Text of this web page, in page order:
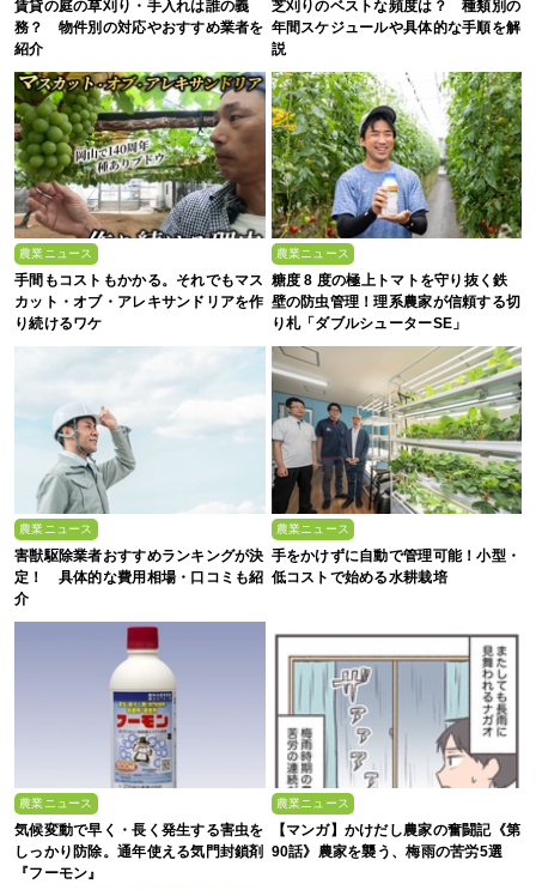
賃貸の庭の草刈り・手入れは誰の義
務？ 物件別の対応やおすすめ業者を
紹介
芝刈りのベストな頻度は？ 種類別の
年間スケジュールや具体的な手順を解
説
農業ニュース
手間もコストもかかる。それでもマス
カット・オブ・アレキサンドリアを作
り続けるワケ
農業ニュース
糖度 8 度の極上トマトを守り抜く鉄
壁の防虫管理！理系農家が信頼する切
り札「ダブルシューターSE」
農業ニュース
害獣駆除業者おすすめランキングが決
定！ 具体的な費用相場・口コミも紹
介
農業ニュース
手をかけずに自動で管理可能！小型・
低コストで始める水耕栽培
農業ニュース
気候変動で早く・長く発生する害虫を
しっかり防除。通年使える気門封鎖剤
『フーモン』
農業ニュース
【マンガ】かけだし農家の奮闘記《第
90話》農家を襲う、梅雨の苦労5選